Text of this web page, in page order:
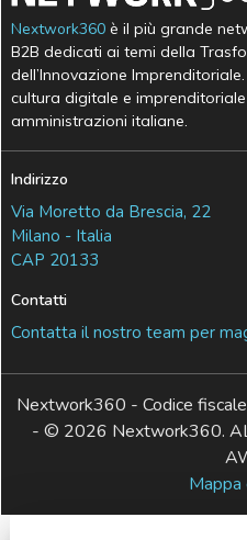
Nextwork360 è il più grande
B2B dedicati ai temi della
dell’Innovazione
cultura digitale e
amministrazioni italiane.
Indirizzo
Via Moretto da Brescia, 22
Milano - Italia
CAP 20133
Contatti
Contatta il nostro team per
Nextwork360 - Codice
- © 2026 Nextwork360.